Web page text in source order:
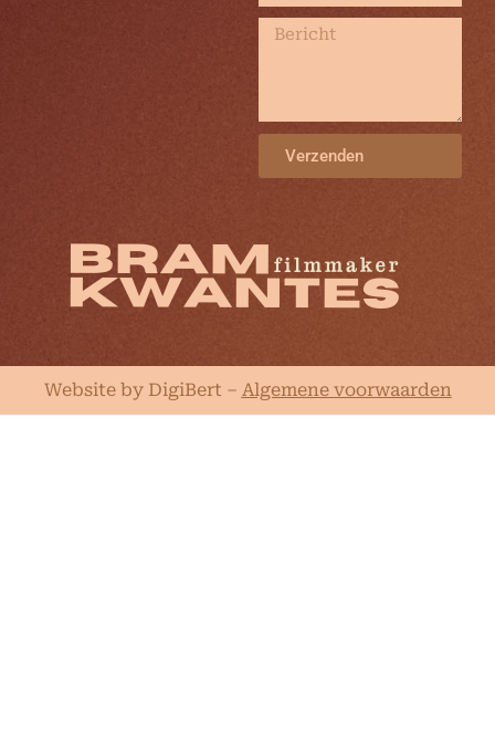
Verzenden
Website by DigiBert – Algemene voorwaarden